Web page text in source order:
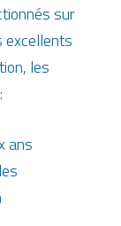
sur
excellents
les
ans